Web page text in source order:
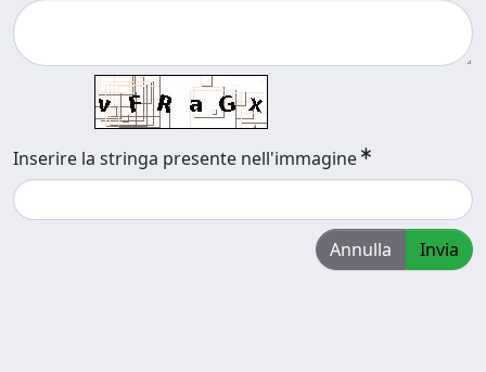
Inserire la stringa presente nell'immagine
Annulla Invia